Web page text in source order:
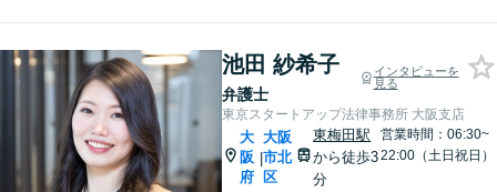
池田 紗希子
弁護士
インタビューを
見る
東京スタートアップ法律事務所 大阪支店
大
阪
府
|
大阪
市北
区
東梅田駅
から徒歩3
分
営業時間：06:30~
22:00（土日祝日）